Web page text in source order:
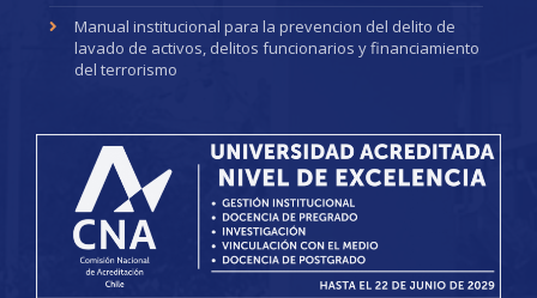
Manual institucional para la prevencion del delito de
lavado de activos, delitos funcionarios y financiamiento
del terrorismo